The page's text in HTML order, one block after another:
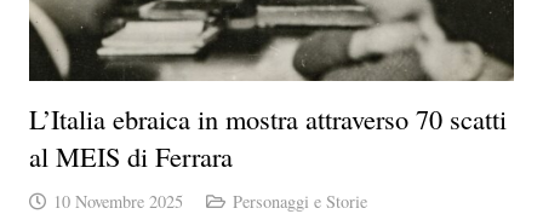
L’Italia ebraica in mostra attraverso 70 scatti
al MEIS di Ferrara
10 Novembre 2025 Personaggi e Storie